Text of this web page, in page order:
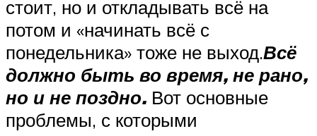
стоит, но и откладывать всё на
потом и «начинать всё с
понедельника» тоже не выход.Всё
должно быть во время, не рано,
но и не поздно. Вот основные
проблемы, с которыми